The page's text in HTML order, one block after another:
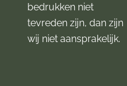
bedrukken niet
tevreden zijn, dan zijn
wij niet aansprakelijk.